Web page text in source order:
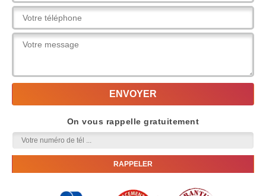
On vous rappelle gratuitement